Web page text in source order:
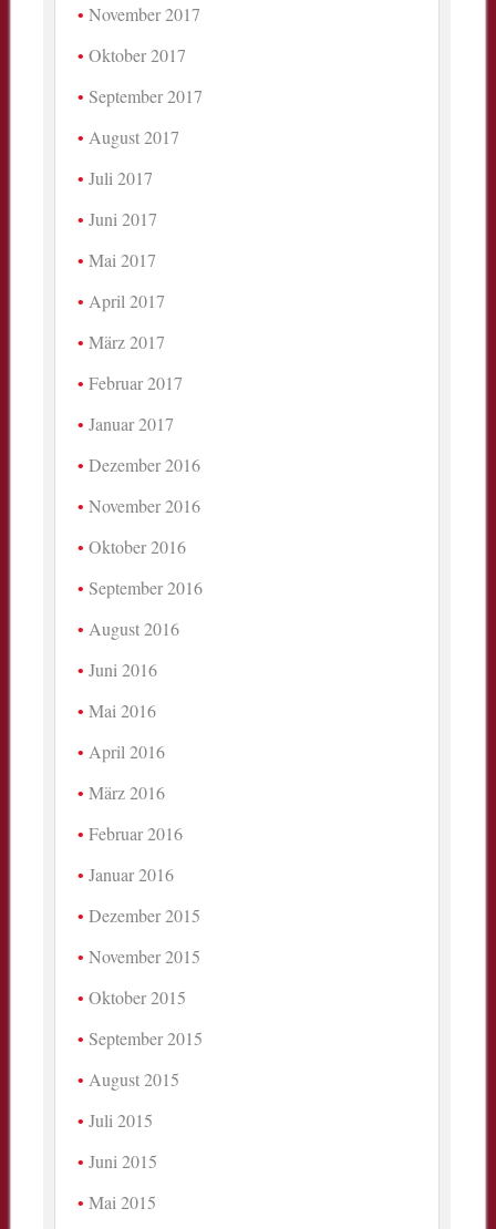
November 2017
Oktober 2017
September 2017
August 2017
Juli 2017
Juni 2017
Mai 2017
April 2017
März 2017
Februar 2017
Januar 2017
Dezember 2016
November 2016
Oktober 2016
September 2016
August 2016
Juni 2016
Mai 2016
April 2016
März 2016
Februar 2016
Januar 2016
Dezember 2015
November 2015
Oktober 2015
September 2015
August 2015
Juli 2015
Juni 2015
Mai 2015